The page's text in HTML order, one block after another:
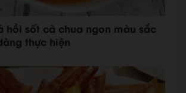
hồi sốt cà chua ngon màu sắc
thực hiện